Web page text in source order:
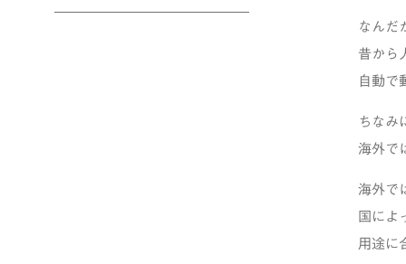
なんだ
昔から
自動で
ちなみ
海外で
海外で
国によ
用途に